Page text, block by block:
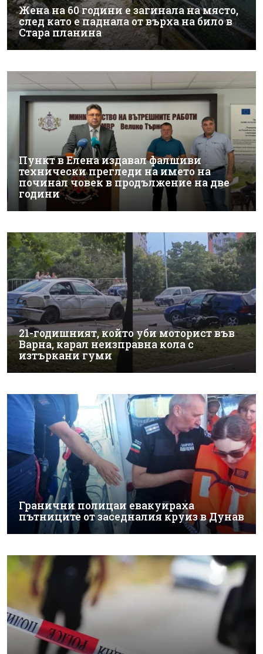
Жена на 60 години е загинала на място,
след като е паднала от върха на било в
Стара планина
Пункт в Елена издавал фалшиви
технически прегледи на името на
починал човек в продължение на две
години
21-годишният, който уби моторист във
Варна, карал неизправна кола с
изтъркани гуми
Гранични полицаи евакуираха
пътниците от заседналия круиз в Дунав